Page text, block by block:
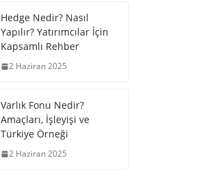
Hedge Nedir? Nasıl
Yapılır? Yatırımcılar İçin
Kapsamlı Rehber
2 Haziran 2025
Varlık Fonu Nedir?
Amaçları, İşleyişi ve
Türkiye Örneği
2 Haziran 2025